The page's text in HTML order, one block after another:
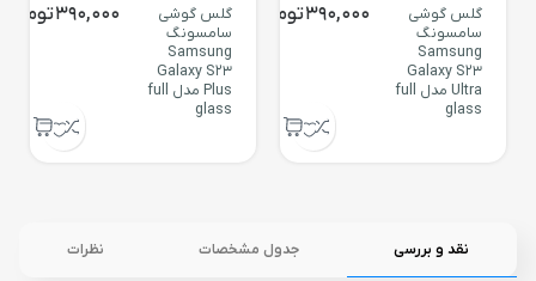
گلس گوشی
سامسونگ
Samsung
Galaxy S23
Ultra مدل full
glass
390,000تومان
گلس گوشی
سامسونگ
Samsung
Galaxy S23
Plus مدل full
glass
390,000تومان
نقد و بررسی جدول مشخصات نظرات